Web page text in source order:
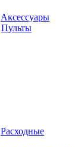
Аксессуары
Пульты
Расходные